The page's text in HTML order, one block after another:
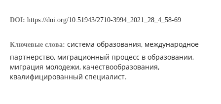
DOI: https://doi.org/10.51943/2710-3994_2021_28_4_58-69
Ключевые слова: система образования, международное
партнерство, миграционный процесс в образовании,
миграция молодежи, качествообразования,
квалифицированный специалист.